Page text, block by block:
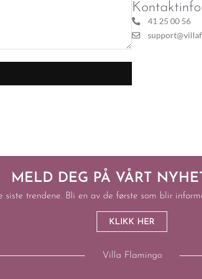
41 25 00 56
MELD DEG PÅ VÅRT
siste trendene. Bli en av de første som blir
KLIKK HER
Villa Flamingo